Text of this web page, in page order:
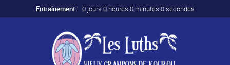
Entraînement : 0 jours 0 heures 0 minutes 0 secondes